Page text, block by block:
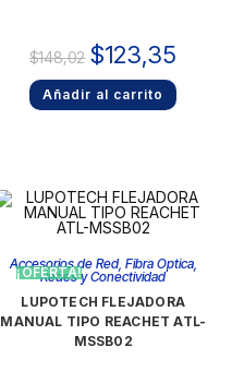
$148,02 $123,35
Añadir al carrito
¡OFERTA!
Accesorios de Red, Fibra Optica,
Redes y Conectividad
LUPOTECH FLEJADORA
MANUAL TIPO REACHET ATL-
MSSB02